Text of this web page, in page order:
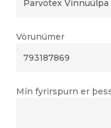
Vörunúmer
Mín fyrirspurn er